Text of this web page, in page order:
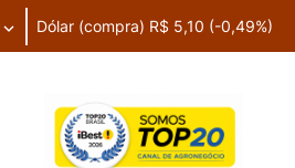
Dólar (compra) R$ 5,10 (-0,49%)